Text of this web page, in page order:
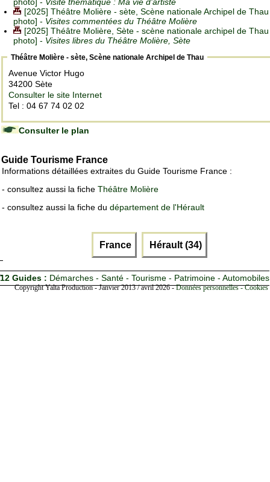
[2025] Théâtre Molière - sète, Scène nationale Archipel de
photo] - Visites commentées du Théâtre Molière
[2025] Théâtre Molière, Sète - scène nationale archipel de
photo] - Visites libres du Théâtre Molière, Sète
Théâtre Molière - sète, Scène nationale Archipel de Thau
Avenue Victor Hugo
34200 Sète
Consulter le site Internet
Tel : 04 67 74 02 02
Consulter le plan
Guide Tourisme France
Informations détaillées extraites du Guide Tourisme France :
- consultez aussi la fiche Théâtre Molière
- consultez aussi la fiche du département de l'Hérault
France Hérault (34)
12 Guides : Démarches - Santé - Tourisme - Patrimoine - Automobiles
Copyright Yalta Production - Janvier 2013 / avril 2026 -Données personnelles -